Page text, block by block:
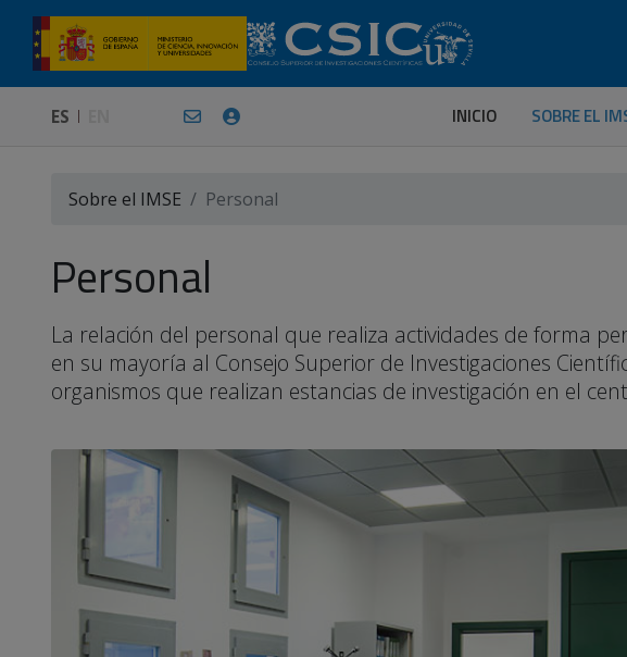
ES INICIO SOBRE EL
Sobre el IMSE Personal
Personal
La relación del personal que realiza actividades de forma
en su mayoría al Consejo Superior de Investigaciones
organismos que realizan estancias de investigación en el